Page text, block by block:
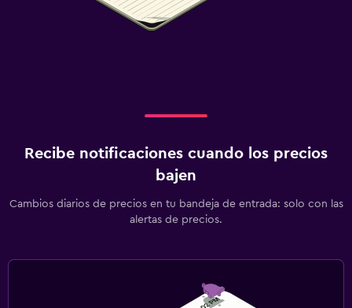
Recibe notificaciones cuando los precios
bajen
Cambios diarios de precios en tu bandeja de entrada: solo con las
alertas de precios.